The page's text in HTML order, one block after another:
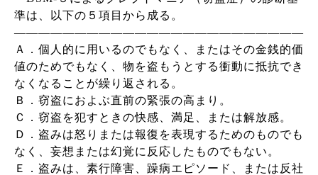
準は、以下の５項目から成る。
――――――――――――――――――――――――
Ａ．個人的に用いるのでもなく、またはその金銭的価
値のためでもなく、物を盗もうとする衝動に抵抗でき
なくなることが繰り返される。
Ｂ．窃盗におよぶ直前の緊張の高まり。
Ｃ．窃盗を犯すときの快感、満足、または解放感。
Ｄ．盗みは怒りまたは報復を表現するためのものでも
なく、妄想または幻覚に反応したものでもない。
Ｅ．盗みは、素行障害、躁病エピソード、または反社